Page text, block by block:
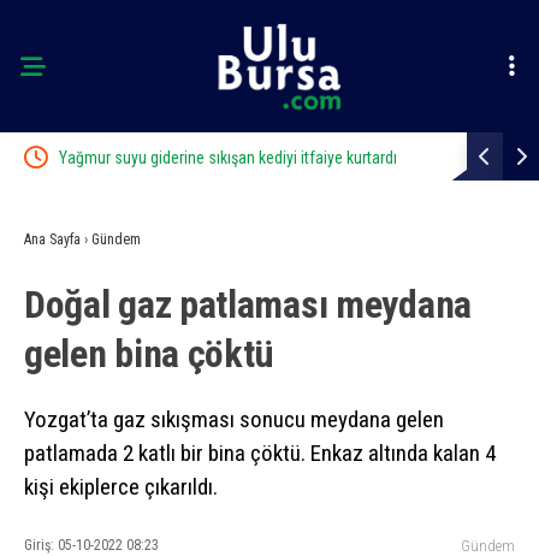
Yağmur suyu giderine sıkışan kediyi itfaiye kurtardı İznik Gölü
Ana Sayfa › Gündem
Doğal gaz patlaması meydana
gelen bina çöktü
Yozgat’ta gaz sıkışması sonucu meydana gelen
patlamada 2 katlı bir bina çöktü. Enkaz altında kalan 4
kişi ekiplerce çıkarıldı.
Giriş: 05-10-2022 08:23
Gündem